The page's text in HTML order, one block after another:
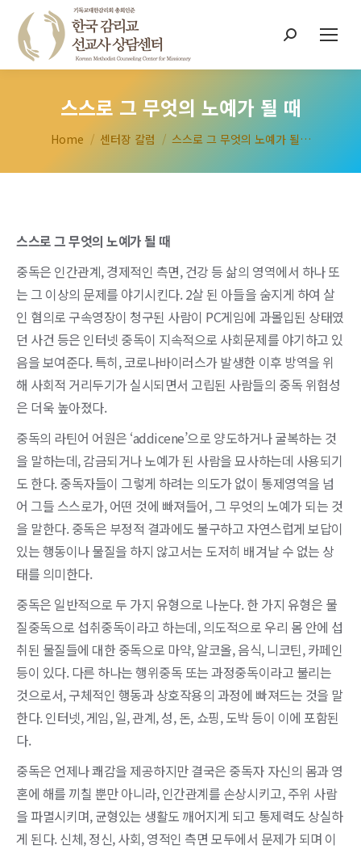
Search:
스스로 그 무엇의 노예가 될 때
You are here:
Home 센터장 칼럼 스스로 그 무엇의 노예가 될…
스스로 그 무엇의 노예가 될 때
중독은 인간관계, 경제적인 측면, 건강 등 삶의 영역에서 하나 또
는 그 이상의 문제를 야기시킨다. 2살 된 아들을 숨지게 하여 살
인 혐의로 구속영장이 청구된 사람이 PC게임에 과몰입된 상태였
던 사건 등은 인터넷 중독이 지속적으로 사회문제를 야기하고 있
음을 보여준다. 특히, 코로나바이러스가 발생한 이후 방역을 위
해 사회적 거리두기가 실시되면서 고립된 사람들의 중독 위험성
은 더욱 높아졌다.
중독의 라틴어 어원은 ‘addicene’으로 양도하거나 굴복하는 것
을 말하는데, 감금되거나 노예가 된 사람을 묘사하는데 사용되기
도 한다. 중독자들이 그렇게 하려는 의도가 없이 통제영역을 넘
어 그들 스스로가, 어떤 것에 빠져들어, 그 무엇의 노예가 되는 것
을 말한다. 중독은 부정적 결과에도 불구하고 자연스럽게 보답이
있는 행동이나 물질을 하지 않고서는 도저히 배겨날 수 없는 상
태를 의미한다.
중독은 일반적으로 두 가지 유형으로 나눈다. 한 가지 유형은 물
질중독으로 섭취중독이라고 하는데, 의도적으로 우리 몸 안에 섭
취된 물질들에 대한 중독으로 마약, 알코올, 음식, 니코틴, 카페인
등이 있다. 다른 하나는 행위중독 또는 과정중독이라고 불리는
것으로서, 구체적인 행동과 상호작용의 과정에 빠져드는 것을 말
한다. 인터넷, 게임, 일, 관계, 성, 돈, 쇼핑, 도박 등이 이에 포함된
다.
중독은 언제나 쾌감을 제공하지만 결국은 중독자 자신의 몸과 영
혼에 해를 끼칠 뿐만 아니라, 인간관계를 손상시키고, 주위 사람
을 파멸시키며, 균형있는 생활도 깨어지게 되고 통제력도 상실하
게 된다. 신체, 정신, 사회, 영적인 측면 모두에서 문제가 되며 이